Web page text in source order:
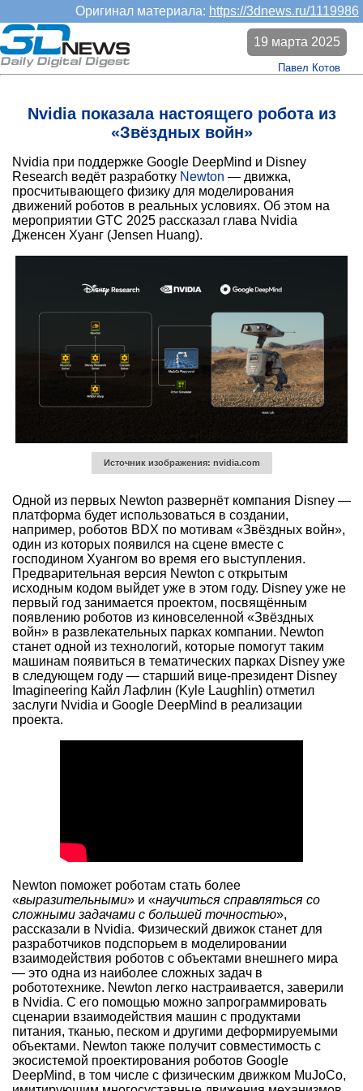
Оригинал материала: https://3dnews.ru/1119986
Nvidia показала настоящего робота из
«Звёздных войн»
19 марта 2025
Павел Котов
Nvidia при поддержке Google DeepMind и Disney
Research ведёт разработку Newton — движка,
просчитывающего физику для моделирования
движений роботов в реальных условиях. Об этом на
мероприятии GTC 2025 рассказал глава Nvidia
Дженсен Хуанг (Jensen Huang).
Источник изображения: nvidia.com
Одной из первых Newton развернёт компания Disney —
платформа будет использоваться в создании,
например, роботов BDX по мотивам «Звёздных войн»,
один из которых появился на сцене вместе с
господином Хуангом во время его выступления.
Предварительная версия Newton с открытым
исходным кодом выйдет уже в этом году. Disney уже не
первый год занимается проектом, посвящённым
появлению роботов из киновселенной «Звёздных
войн» в развлекательных парках компании. Newton
станет одной из технологий, которые помогут таким
машинам появиться в тематических парках Disney уже
в следующем году — старший вице-президент Disney
Imagineering Кайл Лафлин (Kyle Laughlin) отметил
заслуги Nvidia и Google DeepMind в реализации
проекта.
Newton поможет роботам стать более
«выразительными» и «научиться справляться со
сложными задачами с большей точностью»,
рассказали в Nvidia. Физический движок станет для
разработчиков подспорьем в моделировании
взаимодействия роботов с объектами внешнего мира
— это одна из наиболее сложных задач в
робототехнике. Newton легко настраивается, заверили
в Nvidia. С его помощью можно запрограммировать
сценарии взаимодействия машин с продуктами
питания, тканью, песком и другими деформируемыми
объектами. Newton также получит совместимость с
экосистемой проектирования роботов Google
DeepMind, в том числе с физическим движком MuJoCo,